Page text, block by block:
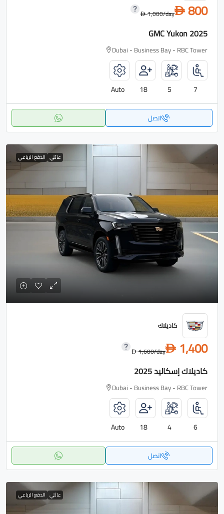
D 800
D1,000/day
GMC Yukon 2025
Dubai - Business Bay - RBC Tower
7
5
18
Auto
اتصل
عائلي الدفع الرباعي
كاديلاك
D 1,400
D1,600/day
كاديلاك إسكاليد 2025
Dubai - Business Bay - RBC Tower
6
4
18
Auto
اتصل
عائلي الدفع الرباعي